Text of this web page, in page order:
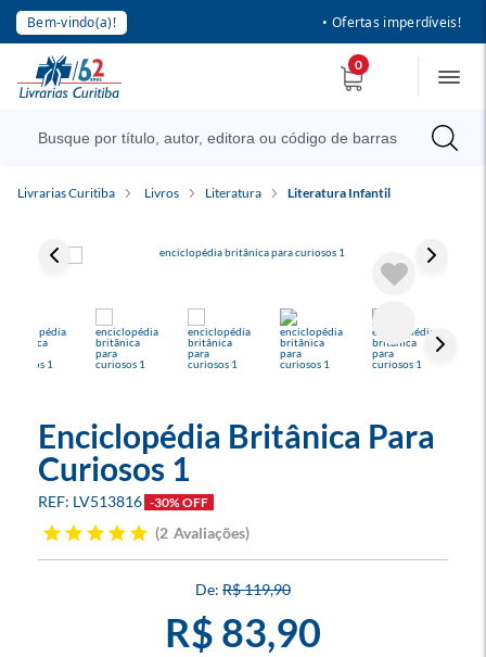
Bem-vindo(a)! • Ofertas imperdíveis!
0
Livrarias Curitiba Livros Literatura Literatura Infantil
Enciclopédia Britânica Para
Curiosos 1
LV513816 -30% OFF
2 Avaliações
R$ 119,90
R$ 83,90